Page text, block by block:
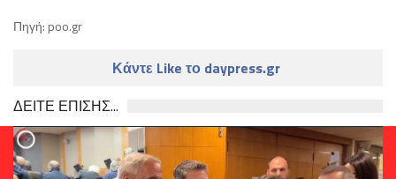
Πηγή: poo.gr
Κάντε Like το daypress.gr
ΔΕΙΤΕ ΕΠΙΣΗΣ...